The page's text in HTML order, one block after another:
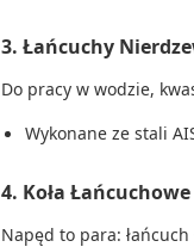
3. Łańcuchy
Do pracy w wodzie,
Wykonane ze stali
4. Koła
Napęd to para: łańcuch